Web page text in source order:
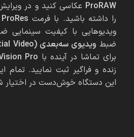
ProRAW عکاسی کنید و در
را داشته باشید. با فرمت ProRes
ویدیوهایی با کیفیت سینمایی
ضبط ویدیوی سه‌بعدی (Spatial Video)
برای تماشا در آینده با Pro
زنده و فراگیر ثبت نمایید. تمام
این دستگاه خوش‌دست در